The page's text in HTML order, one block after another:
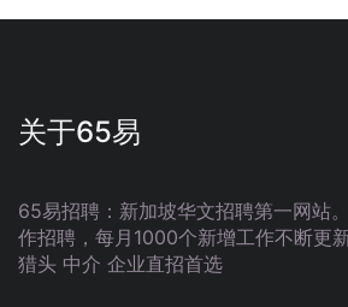
关于65易
65易招聘：新加坡华文招聘第一网站
作招聘，每月1000个新增工作不断更
猎头 中介 企业直招首选